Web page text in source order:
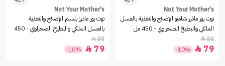
Not Your Mother's
نوت يور ماذرز‏ شامبو الإصلاح والتغذية بالعسل
الملكي والبطيخ الصحراوي - 450 مل
88

79

-10%
Not Your Mother's
نوت يور ماذرز‏ بلسم الإصلاح والتغذية
بالعسل الملكي والبطيخ الصحراوي - 450
مل
88

79

-10%